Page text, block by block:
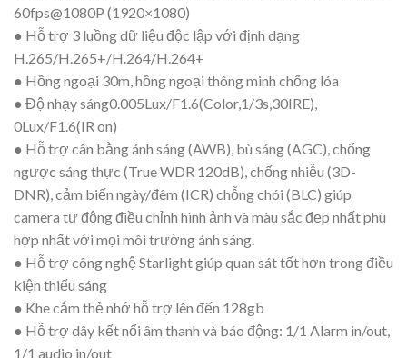
60fps@1080P (1920×1080)
● Hỗ trợ 3 luồng dữ liệu độc lập với định dạng
H.265/H.265+/H.264/H.264+
● Hồng ngoại 30m, hồng ngoại thông minh chống lóa
● Độ nhạy sáng0.005Lux/F1.6(Color,1/3s,30IRE),
0Lux/F1.6(IR on)
● Hỗ trợ cân bằng ánh sáng (AWB), bù sáng (AGC), chống
ngược sáng thực (True WDR 120dB), chống nhiễu (3D-
DNR), cảm biến ngày/đêm (ICR) chỗng chói (BLC) giúp
camera tự động điều chỉnh hình ảnh và màu sắc đẹp nhất phù
hợp nhất với mọi môi trường ánh sáng.
● Hỗ trợ công nghệ Starlight giúp quan sát tốt hơn trong điều
kiện thiếu sáng
● Khe cắm thẻ nhớ hỗ trợ lên đến 128gb
● Hỗ trợ dây kết nối âm thanh và báo động: 1/1 Alarm in/out,
1/1 audio in/out